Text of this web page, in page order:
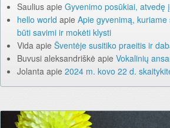
Saulius apie Gyvenimo posūkiai, atvedę
hello world apie Apie gyvenimą,
būti savimi ir mokėti klysti
Vida apie Šventėje susitiko praeitis ir
Buvusi aleksandriškė apie Vokalinių
Jolanta apie 2024 m. kovo 22 d.